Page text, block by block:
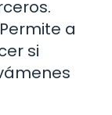
Permite a
si